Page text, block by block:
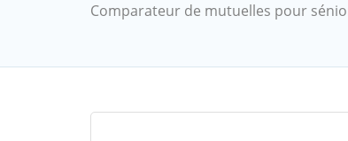
Comparateur de mutuelles pour